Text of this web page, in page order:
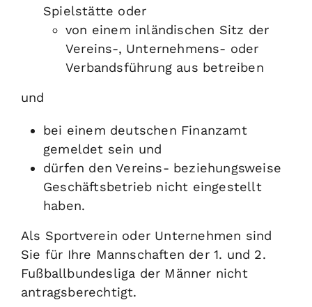
Spielstätte oder
von einem inländischen Sitz der
Vereins-, Unternehmens- oder
Verbandsführung aus betreiben
und
bei einem deutschen Finanzamt
gemeldet sein und
dürfen den Vereins- beziehungsweise
Geschäftsbetrieb nicht eingestellt
haben.
Als Sportverein oder Unternehmen sind
Sie für Ihre Mannschaften der 1. und 2.
Fußballbundesliga der Männer nicht
antragsberechtigt.